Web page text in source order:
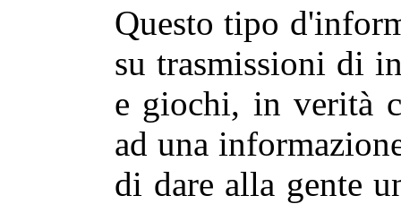
Questo tipo
su trasmissioni di
e giochi, in verità
ad una
di dare alla gente